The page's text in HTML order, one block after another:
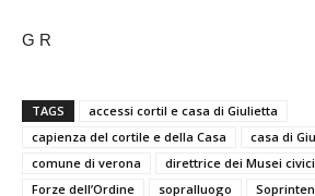
G R
TAGS
accessi cortil e casa di Giulietta
capienza del cortile e della Casa
casa di
comune di verona
direttrice dei Musei
Forze dell’Ordine
sopralluogo